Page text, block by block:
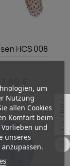
Vorschau
HCS 008
17,89 €
um
Nutzung
allen Cookies
Komfort beim
und
unseres